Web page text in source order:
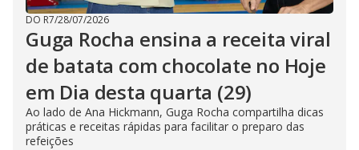
DO R7/28/07/2026
Guga Rocha ensina a receita viral
de batata com chocolate no Hoje
em Dia desta quarta (29)
Ao lado de Ana Hickmann, Guga Rocha compartilha dicas
práticas e receitas rápidas para facilitar o preparo das
refeições